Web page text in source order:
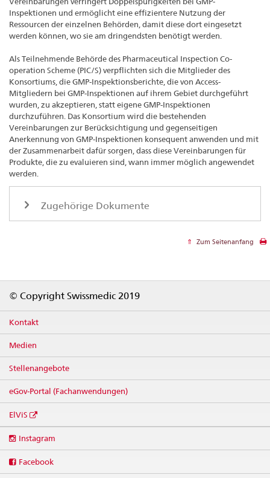
Inspektionen und ermöglicht eine effizientere Nutzung der
Ressourcen der einzelnen Behörden, damit diese dort eingesetzt
werden können, wo sie am dringendsten benötigt werden.
Als Teilnehmende Behörde des Pharmaceutical Inspection Co-
operation Scheme (PIC/S) verpflichten sich die Mitglieder des
Konsortiums, die GMP-Inspektionsberichte, die von Access-
Mitgliedern bei GMP-Inspektionen auf ihrem Gebiet durchgeführt
wurden, zu akzeptieren, statt eigene GMP-Inspektionen
durchzuführen. Das Konsortium wird die bestehenden
Vereinbarungen zur Berücksichtigung und gegenseitigen
Anerkennung von GMP-Inspektionen konsequent anwenden und mit
der Zusammenarbeit dafür sorgen, dass diese Vereinbarungen für
Produkte, die zu evaluieren sind, wann immer möglich angewendet
werden.
Zugehörige Dokumente
Zum Seitenanfang
© Copyright Swissmedic 2019
Kontakt
Medien
Stellenangebote
eGov-Portal (Fachanwendungen)
ElViS
media
Instagram
Facebook